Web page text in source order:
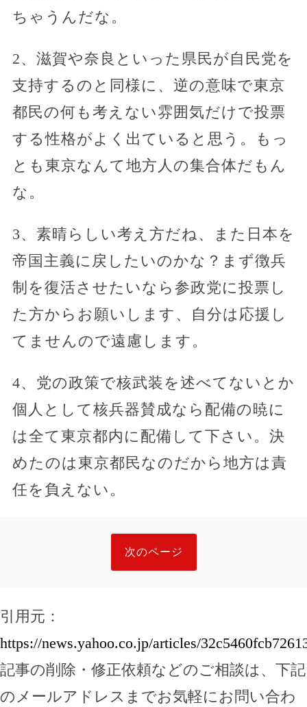
ちゃうんだな。
2、滋賀や奈良といった県民が自民党を
支持するのと同様に、逆の意味で東京
都民の何も考えない雰囲気だけで投票
する性格がよく出ていると思う。もっ
とも東京なんて地方人の集合体だもん
な。
3、素晴らしい考え方だね、また日本を
帝国主義に戻したいのかな？まず徴兵
制を復活させたいなら参政党に投票し
た方からお願いします、自分は応援し
てませんので遠慮します。
4、党の政策で核武装を述べてないとか
個人として核兵器賛成なら配備の暁に
は全て東京都内に配備して下さい。決
めたのは東京都民なのだから地方は責
任を負えない。
次のページ
引用元：
https://news.yahoo.co.jp/articles/
記事の削除・修正依頼などのご相談は、下記
のメールアドレスまでお気軽にお問い合わ